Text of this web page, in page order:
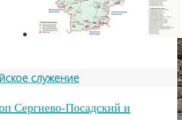
служение
Сергиево-Посадский и